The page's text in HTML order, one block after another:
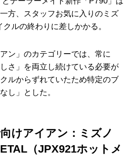
方、スタッフお気に入りのミズ
ルの終わりに差しかかる。
ン」のカテゴリーでは、常に
さ」を両立し続けている必要が
ルからずれていたため特定のブ
し」とした。
けアイアン：ミズノ
（JPX921ホットメ